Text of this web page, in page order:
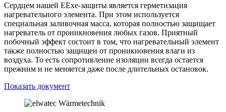
Сердцем нашей EExe-защиты является герметизация
нагревательного элемента. При этом используется
специальная заливочная масса, которая полностью защищает
нагреватель от проникновения любых газов. Приятный
побочный эффект состоит в том, что нагревательный элемент
также полностью защищен от проникновения влаги из
воздуха. То есть сопротивление изоляции всегда остается
прежним и не меняется даже после длительных остановок.
Показать документ